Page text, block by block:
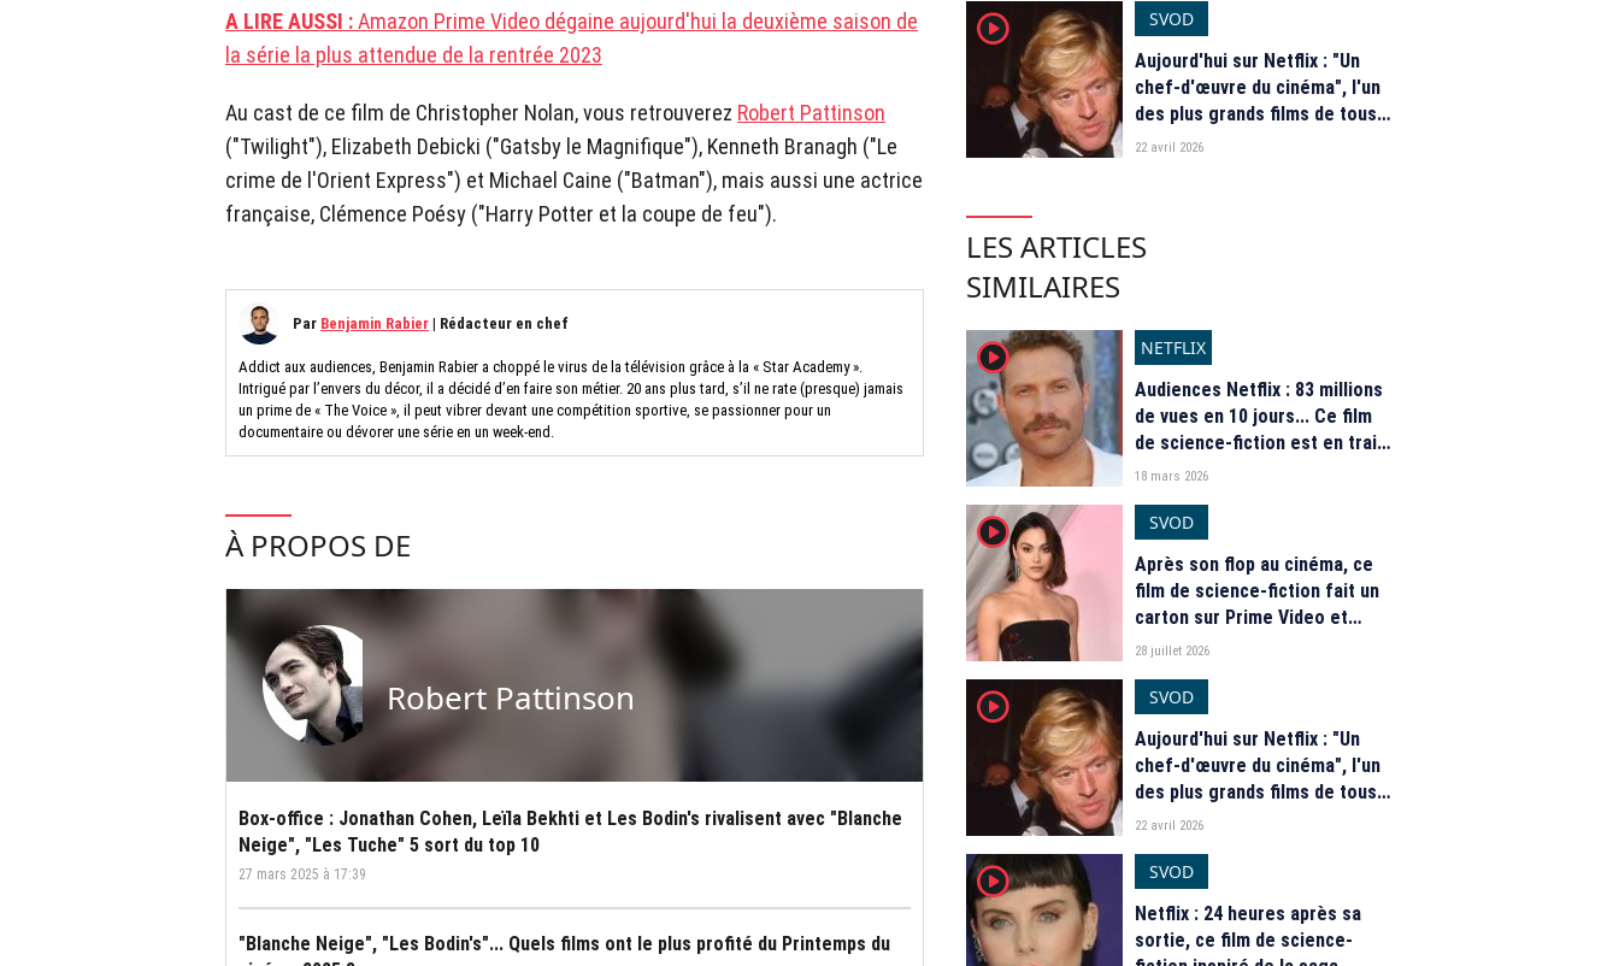
A LIRE AUSSI :Amazon Prime Video dégaine aujourd'hui la deuxième saison de
la série la plus attendue de la rentrée 2023
Au cast de ce film de Christopher Nolan, vous retrouverez Robert Pattinson
("Twilight"), Elizabeth Debicki ("Gatsby le Magnifique"), Kenneth Branagh ("Le
crime de l'Orient Express") et Michael Caine ("Batman"), mais aussi une actrice
française, Clémence Poésy ("Harry Potter et la coupe de feu").
Par Benjamin Rabier | Rédacteur en chef
Addict aux audiences, Benjamin Rabier a choppé le virus de la télévision grâce à la « Star Academy ».
Intrigué par l’envers du décor, il a décidé d’en faire son métier. 20 ans plus tard, s’il ne rate (presque) jamais
un prime de « The Voice », il peut vibrer devant une compétition sportive, se passionner pour un
documentaire ou dévorer une série en un week-end.
À PROPOS DE
Robert Pattinson
Box-office : Jonathan Cohen, Leïla Bekhti et Les Bodin's rivalisent avec "Blanche
Neige", "Les Tuche" 5 sort du top 10
27 mars 2025 à 17:39
"Blanche Neige", "Les Bodin's"... Quels films ont le plus profité du Printemps du
player2
SVOD
Aujourd'hui sur Netflix : "Un
chef-d'œuvre du cinéma", l'un
des plus grands films de tous
les temps débarque
22 avril 2026
LES ARTICLES
SIMILAIRES
player2
NETFLIX
Audiences Netflix : 83 millions
de vues en 10 jours... Ce film
de science-fiction est en train
de devenir un phénomène
18 mars 2026
player2
SVOD
Après son flop au cinéma, ce
film de science-fiction fait un
carton sur Prime Video et
domine le Top mondial
28 juillet 2026
player2
SVOD
Aujourd'hui sur Netflix : "Un
chef-d'œuvre du cinéma", l'un
des plus grands films de tous
les temps débarque
22 avril 2026
player2
SVOD
Netflix : 24 heures après sa
sortie, ce film de science-